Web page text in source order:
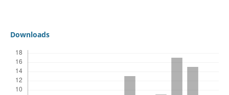
Downloads